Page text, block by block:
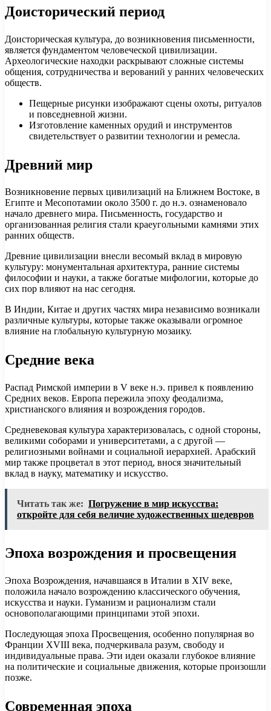
Доисторический период
Доисторическая культура, до возникновения письменности,
является фундаментом человеческой цивилизации.
Археологические находки раскрывают сложные системы
общения, сотрудничества и верований у ранних человеческих
обществ.
Пещерные рисунки изображают сцены охоты, ритуалов
и повседневной жизни.
Изготовление каменных орудий и инструментов
свидетельствует о развитии технологии и ремесла.
Древний мир
Возникновение первых цивилизаций на Ближнем Востоке, в
Египте и Месопотамии около 3500 г. до н.э. ознаменовало
начало древнего мира. Письменность, государство и
организованная религия стали краеугольными камнями этих
ранних обществ.
Древние цивилизации внесли весомый вклад в мировую
культуру: монументальная архитектура, ранние системы
философии и науки, а также богатые мифологии, которые до
сих пор влияют на нас сегодня.
В Индии, Китае и других частях мира независимо возникали
различные культуры, которые также оказывали огромное
влияние на глобальную культурную мозаику.
Средние века
Распад Римской империи в V веке н.э. привел к появлению
Средних веков. Европа пережила эпоху феодализма,
христианского влияния и возрождения городов.
Средневековая культура характеризовалась, с одной стороны,
великими соборами и университетами, а с другой —
религиозными войнами и социальной иерархией. Арабский
мир также процветал в этот период, внося значительный
вклад в науку, математику и искусство.
Читать так же: Погружение в мир искусства:
откройте для себя величие художественных шедевров
Эпоха возрождения и просвещения
Эпоха Возрождения, начавшаяся в Италии в XIV веке,
положила начало возрождению классического обучения,
искусства и науки. Гуманизм и рационализм стали
основополагающими принципами этой эпохи.
Последующая эпоха Просвещения, особенно популярная во
Франции XVIII века, подчеркивала разум, свободу и
индивидуальные права. Эти идеи оказали глубокое влияние
на политические и социальные движения, которые произошли
позже.
Современная эпоха